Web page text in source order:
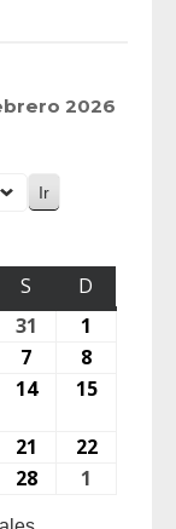
2026
S
D
31
1
7 8
14 15
21
22
28 1